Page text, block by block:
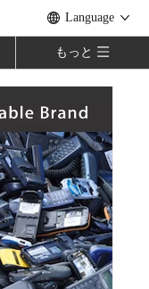
Language
もっと